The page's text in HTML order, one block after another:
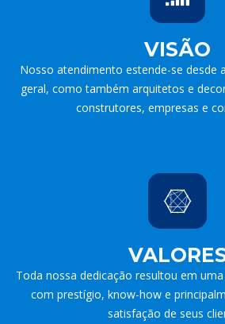
VISÃO
Nosso atendimento estende-se desde
geral, como também arquitetos e
construtores, empresas e
Toda nossa dedicação resultou em
com prestígio, know-how e
satisfação de seus